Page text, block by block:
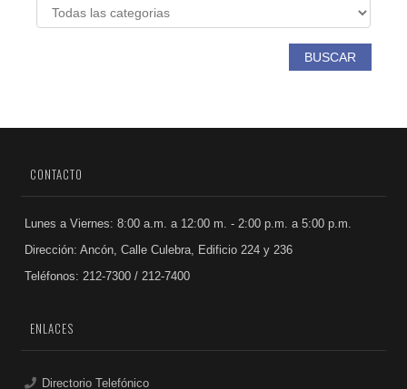
BUSCAR
CONTACTO
Lunes a Viernes: 8:00 a.m. a 12:00 m. - 2:00 p.m. a 5:00 p.m.
Dirección: Ancón, Calle Culebra, Edificio 224 y 236
Teléfonos: 212-7300 / 212-7400
ENLACES
Directorio Telefónico